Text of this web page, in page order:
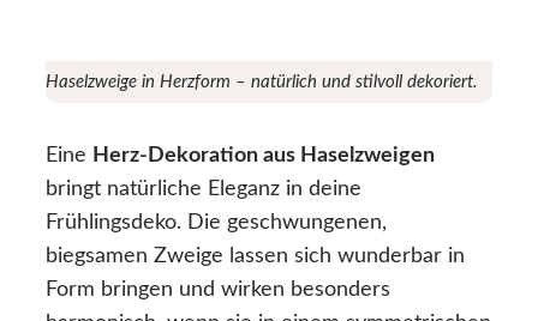
Haselzweige in Herzform – natürlich und stilvoll dekoriert.
Eine Herz-Dekoration aus Haselzweigen
bringt natürliche Eleganz in deine
Frühlingsdeko. Die geschwungenen,
biegsamen Zweige lassen sich wunderbar in
Form bringen und wirken besonders